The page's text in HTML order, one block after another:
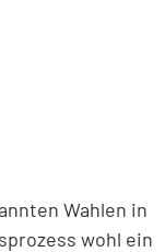
Wahlen in
wohl ein